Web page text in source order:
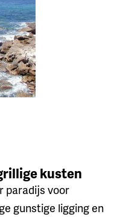
kusten
paradijs voor
gunstige ligging en